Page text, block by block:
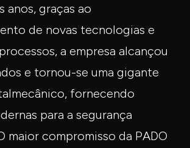
anos, graças ao
de novas tecnologias e
a empresa alcançou
e tornou-se uma gigante
fornecendo
para a segurança
maior compromisso da PADO